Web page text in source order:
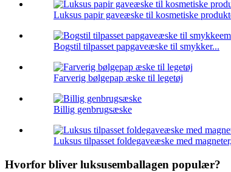
Luksus papir gaveæske til kosmetiske
Bogstil tilpasset papgaveæske til smykker...
Farverig bølgepap æske til legetøj
Billig genbrugsæske
Luksus tilpasset foldegaveæske med
Hvorfor bliver luksusemballagen populær?